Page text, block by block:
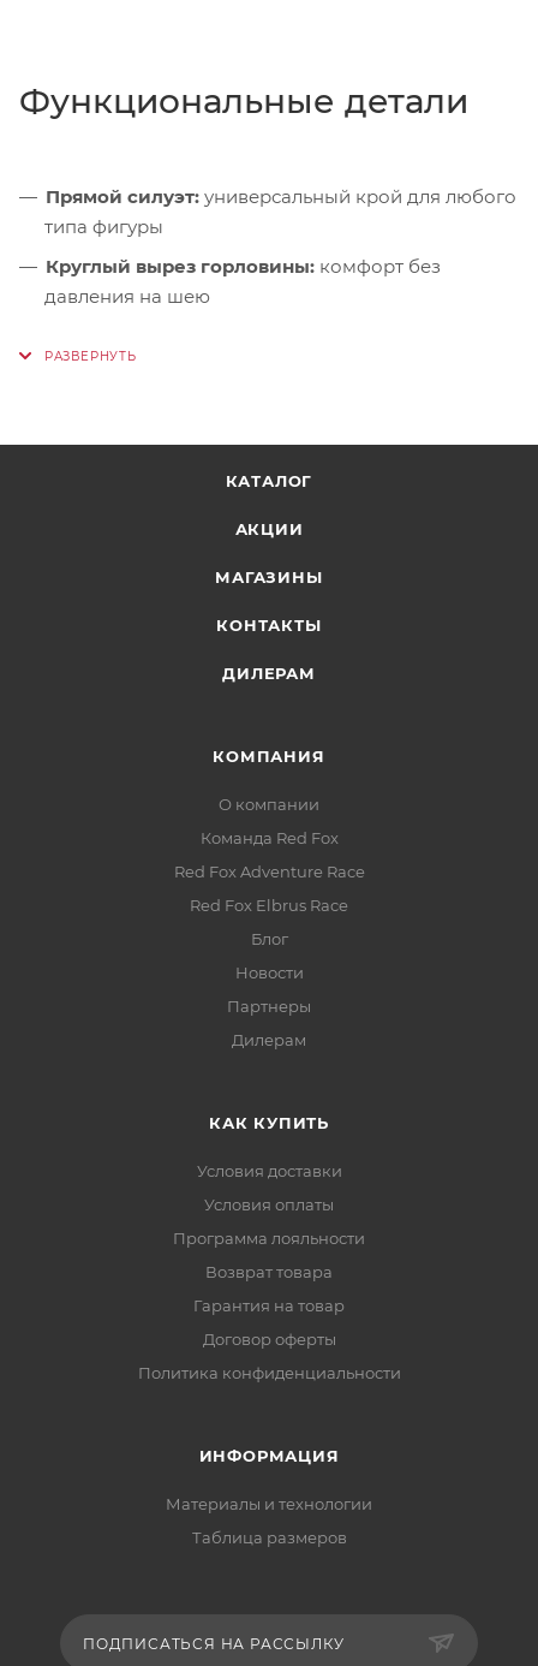
Функциональные детали
Прямой силуэт: универсальный крой для любого
типа фигуры
Круглый вырез горловины: комфорт без
давления на шею
стиле Red Fox
КАТАЛОГ
АКЦИИ
МАГАЗИНЫ
КОНТАКТЫ
ДИЛЕРАМ
КОМПАНИЯ
О компании
Команда Red Fox
Red Fox Adventure Race
Red Fox Elbrus Race
Блог
Новости
Партнеры
Дилерам
КАК КУПИТЬ
Условия доставки
Условия оплаты
Программа лояльности
Возврат товара
Гарантия на товар
Договор оферты
Политика конфиденциальности
ИНФОРМАЦИЯ
Материалы и технологии
Таблица размеров
ПОДПИСАТЬСЯ НА РАССЫЛКУ